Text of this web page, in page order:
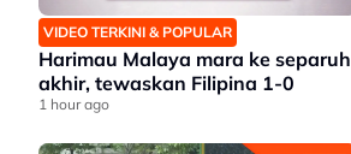
VIDEO TERKINI & POPULAR
Harimau Malaya mara ke separuh
akhir, tewaskan Filipina 1-0
1 hour ago